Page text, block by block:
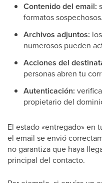
Contenido del email:
formatos sospechosos.
Archivos adjuntos:
numerosos pueden
Acciones del
personas abren tu
Autenticación:
propietario del
El estado «entregado» en
el email se envió
no garantiza que haya
principal del contacto.